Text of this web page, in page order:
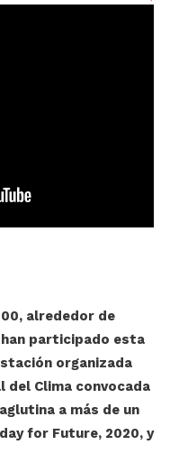
alrededor de
participado esta
organizada
del Clima convocada
a más de un
for Future, 2020, y